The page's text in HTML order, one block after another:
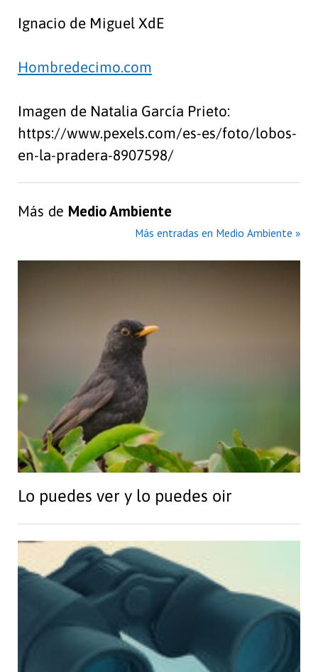
Ignacio de Miguel XdE
Hombredecimo.com
Imagen de Natalia García Prieto:
https://www.pexels.com/es-es/foto/lobos-
en-la-pradera-8907598/
Más de Medio Ambiente
Más entradas en Medio Ambiente »
Lo puedes ver y lo puedes oir